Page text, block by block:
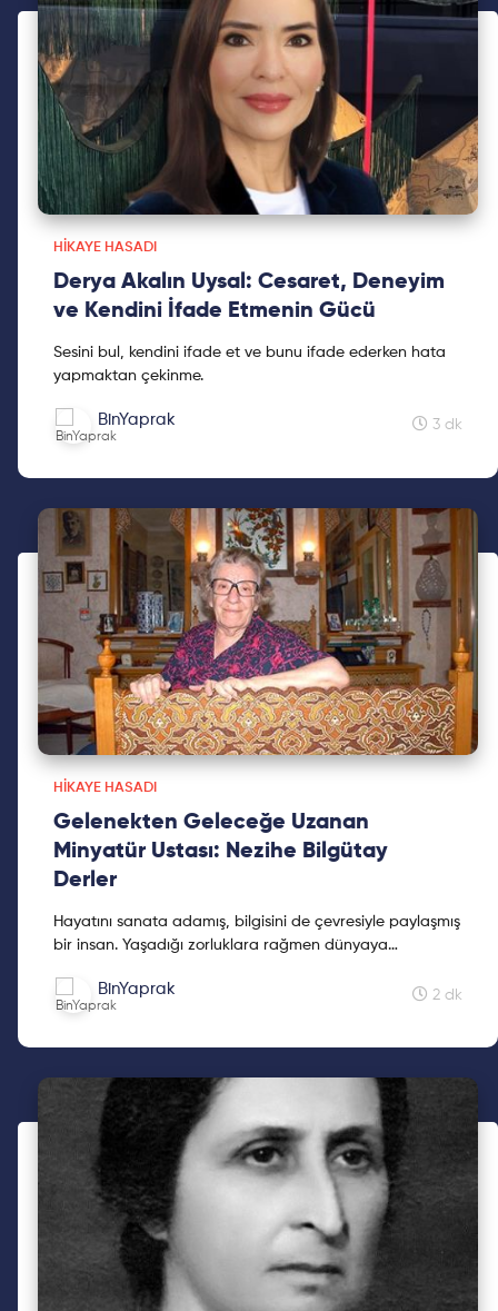
HIKAYE HASADI
Derya Akalın Uysal: Cesaret, Deneyim
ve Kendini İfade Etmenin Gücü
Sesini bul, kendini ifade et ve bunu ifade ederken hata
yapmaktan çekinme.
BinYaprak 3 dk
HIKAYE HASADI
Gelenekten Geleceğe Uzanan
Minyatür Ustası: Nezihe Bilgütay
Derler
Hayatını sanata adamış, bilgisini de çevresiyle paylaşmış
bir insan. Yaşadığı zorluklara rağmen dünyaya
derslerle insanlara ilham veren biri oldu, Nezihe Bilgütay
Derler.
BinYaprak 2 dk